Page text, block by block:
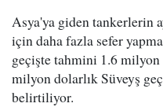
Asya'ya giden tankerlerin
için daha fazla sefer
geçişte tahmini 1.6
milyon dolarlık Süveyş
belirtiliyor.